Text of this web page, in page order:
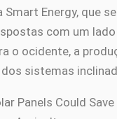
Energy, que
com um
o ocidente, a
sistemas